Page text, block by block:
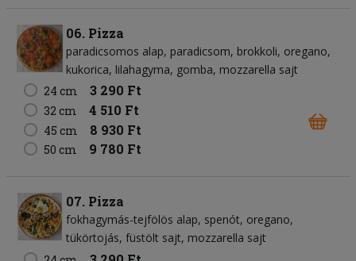
06. Pizza
paradicsomos alap paradicsom brokkoli oregano
kukorica lilahagyma gomba mozzarella sajt
24 cm
3 290 Ft
32 cm 4 510 Ft
45 cm 8 930 Ft
50 cm 9 780 Ft
07. Pizza
fokhagymás-tejfölös alap spenót oregano
tükörtojás füstölt sajt mozzarella sajt